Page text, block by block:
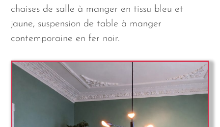
chaises de salle à manger en tissu bleu et
jaune, suspension de table à manger
contemporaine en fer noir.